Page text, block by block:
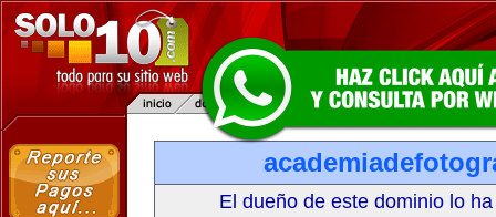
El dueño de este dominio lo